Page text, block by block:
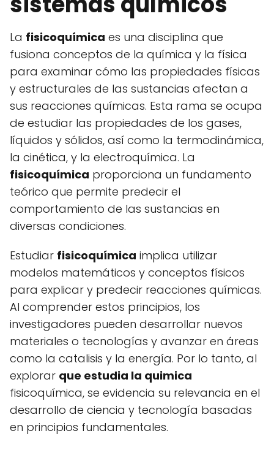
La fisicoquímica es una disciplina que
fusiona conceptos de la química y la física
para examinar cómo las propiedades físicas
y estructurales de las sustancias afectan a
sus reacciones químicas. Esta rama se ocupa
de estudiar las propiedades de los gases,
líquidos y sólidos, así como la termodinámica,
la cinética, y la electroquímica. La
fisicoquímica proporciona un fundamento
teórico que permite predecir el
comportamiento de las sustancias en
diversas condiciones.
Estudiar fisicoquímica implica utilizar
modelos matemáticos y conceptos físicos
para explicar y predecir reacciones químicas.
Al comprender estos principios, los
investigadores pueden desarrollar nuevos
materiales o tecnologías y avanzar en áreas
como la catalisis y la energía. Por lo tanto, al
explorar que estudia la quimica
fisicoquímica, se evidencia su relevancia en el
desarrollo de ciencia y tecnología basadas
en principios fundamentales.